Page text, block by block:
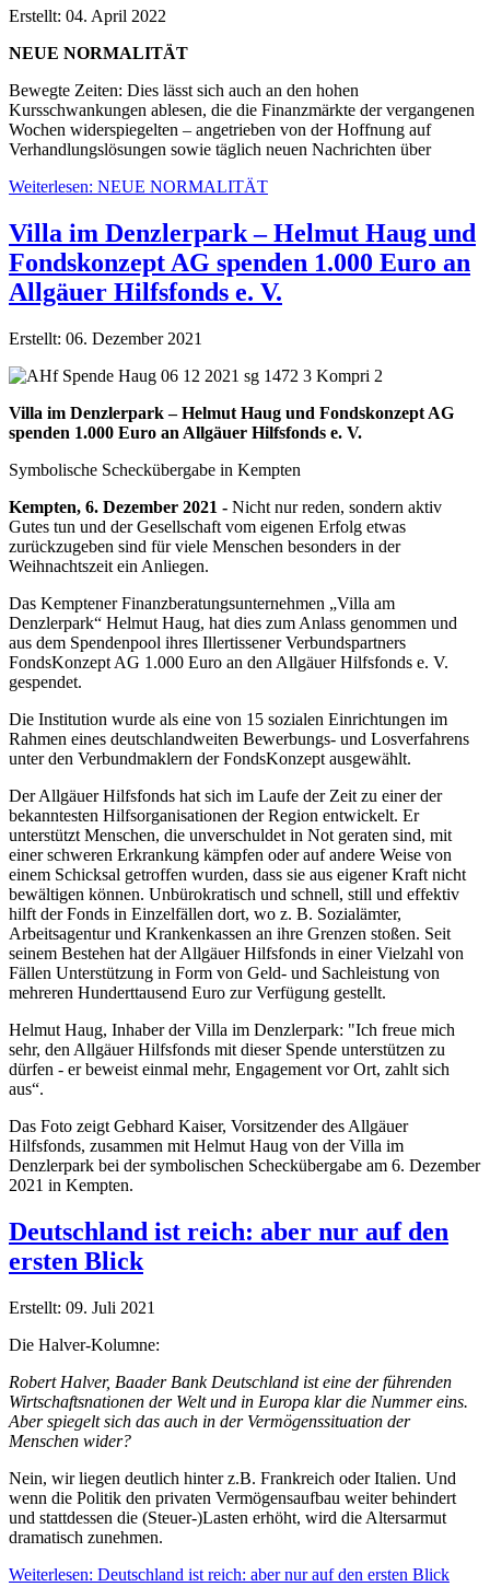
Erstellt: 04. April 2022
NEUE NORMALITÄT
Bewegte Zeiten: Dies lässt sich auch an den hohen
Kursschwankungen ablesen, die die Finanzmärkte der vergangenen
Wochen widerspiegelten – angetrieben von der Hoffnung auf
Verhandlungslösungen sowie täglich neuen Nachrichten über
Weiterlesen: NEUE NORMALITÄT
Villa im Denzlerpark – Helmut Haug und
Fondskonzept AG spenden 1.000 Euro an
Allgäuer Hilfsfonds e. V.
Erstellt: 06. Dezember 2021
Villa im Denzlerpark – Helmut Haug und Fondskonzept AG
spenden 1.000 Euro an Allgäuer Hilfsfonds e. V.
Symbolische Scheckübergabe in Kempten
Kempten, 6. Dezember 2021 - Nicht nur reden, sondern aktiv
Gutes tun und der Gesellschaft vom eigenen Erfolg etwas
zurückzugeben sind für viele Menschen besonders in der
Weihnachtszeit ein Anliegen.
Das Kemptener Finanzberatungsunternehmen „Villa am
Denzlerpark“ Helmut Haug, hat dies zum Anlass genommen und
aus dem Spendenpool ihres Illertissener Verbundspartners
FondsKonzept AG 1.000 Euro an den Allgäuer Hilfsfonds e. V.
gespendet.
Die Institution wurde als eine von 15 sozialen Einrichtungen im
Rahmen eines deutschlandweiten Bewerbungs- und Losverfahrens
unter den Verbundmaklern der FondsKonzept ausgewählt.
Der Allgäuer Hilfsfonds hat sich im Laufe der Zeit zu einer der
bekanntesten Hilfsorganisationen der Region entwickelt. Er
unterstützt Menschen, die unverschuldet in Not geraten sind, mit
einer schweren Erkrankung kämpfen oder auf andere Weise von
einem Schicksal getroffen wurden, dass sie aus eigener Kraft nicht
bewältigen können. Unbürokratisch und schnell, still und effektiv
hilft der Fonds in Einzelfällen dort, wo z. B. Sozialämter,
Arbeitsagentur und Krankenkassen an ihre Grenzen stoßen. Seit
seinem Bestehen hat der Allgäuer Hilfsfonds in einer Vielzahl von
Fällen Unterstützung in Form von Geld- und Sachleistung von
mehreren Hunderttausend Euro zur Verfügung gestellt.
Helmut Haug, Inhaber der Villa im Denzlerpark: "Ich freue mich
sehr, den Allgäuer Hilfsfonds mit dieser Spende unterstützen zu
dürfen - er beweist einmal mehr, Engagement vor Ort, zahlt sich
aus“.
Das Foto zeigt Gebhard Kaiser, Vorsitzender des Allgäuer
Hilfsfonds, zusammen mit Helmut Haug von der Villa im
Denzlerpark bei der symbolischen Scheckübergabe am 6. Dezember
2021 in Kempten.
Deutschland ist reich: aber nur auf den
ersten Blick
Erstellt: 09. Juli 2021
Die Halver-Kolumne:
Robert Halver, Baader Bank Deutschland ist eine der führenden
Wirtschaftsnationen der Welt und in Europa klar die Nummer eins.
Aber spiegelt sich das auch in der Vermögenssituation der
Menschen wider?
Nein, wir liegen deutlich hinter z.B. Frankreich oder Italien. Und
wenn die Politik den privaten Vermögensaufbau weiter behindert
und stattdessen die (Steuer-)Lasten erhöht, wird die Altersarmut
dramatisch zunehmen.
Weiterlesen: Deutschland ist reich: aber nur auf den ersten Blick